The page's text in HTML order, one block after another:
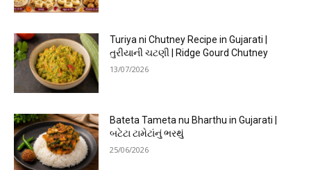
Turiya ni Chutney Recipe in Gujarati |
તુરીયાની ચટણી | Ridge Gourd Chutney
13/07/2026
Bateta Tameta nu Bharthu in Gujarati |
બટેટા ટામેટાંનું ભરથું
25/06/2026